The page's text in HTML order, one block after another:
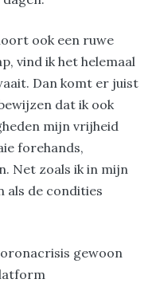
ook een ruwe
vind ik het helemaal
Dan komt er juist
dat ik ook
mijn vrijheid
forehands,
Net zoals ik in mijn
als de condities
gewoon